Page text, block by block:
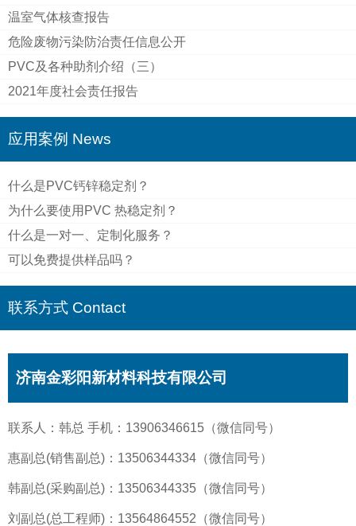
温室气体核查报告
危险废物污染防治责任信息公开
PVC及各种助剂介绍（三）
2021年度社会责任报告
应用案例 News
什么是PVC钙锌稳定剂？
为什么要使用PVC 热稳定剂？
什么是一对一、定制化服务？
可以免费提供样品吗？
联系方式 Contact
济南金彩阳新材料科技有限公司
联系人：韩总 手机：13906346615（微信同号）
惠副总(销售副总)：13506344334（微信同号）
韩副总(采购副总)：13506344335（微信同号）
刘副总(总工程师)：13564864552（微信同号）